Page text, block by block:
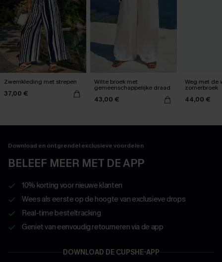
Zwemkleding met strepen
37,00 €
Witte broek met
gemeenschappelijke draad
43,00 €
Weg met de
zomerbroek
44,00 €
Download en ontgrendel exclusieve voordelen
BELEEF MEER MET DE APP
10% korting voor nieuwe klanten
Wees als eerste op de hoogte van exclusieve drops
Real-time besteltracking
Geniet van eenvoudig retourneren via de app
DOWNLOAD DE CUPSHE-APP